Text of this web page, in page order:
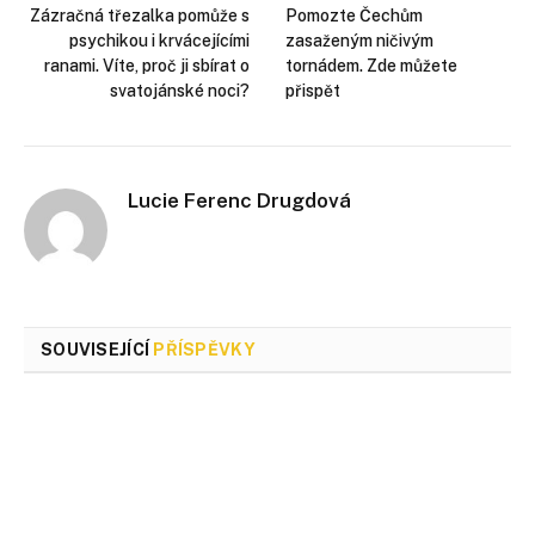
Zázračná třezalka pomůže s
psychikou i krvácejícími
ranami. Víte, proč ji sbírat o
svatojánské noci?
Pomozte Čechům
zasaženým ničivým
tornádem. Zde můžete
přispět
Lucie Ferenc Drugdová
SOUVISEJÍCÍ PŘÍSPĚVKY